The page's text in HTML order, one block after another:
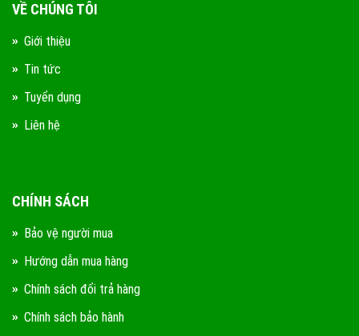
VỀ CHÚNG TÔI
Giới thiệu
Tin tức
Tuyển dụng
Liên hệ
CHÍNH SÁCH
Bảo vệ người mua
Hướng dẫn mua hàng
Chính sách đổi trả hàng
Chính sách bảo hành